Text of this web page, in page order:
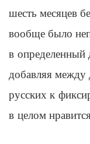
шесть месяцев
вообще было
в
добавляя между
русских к
в целом